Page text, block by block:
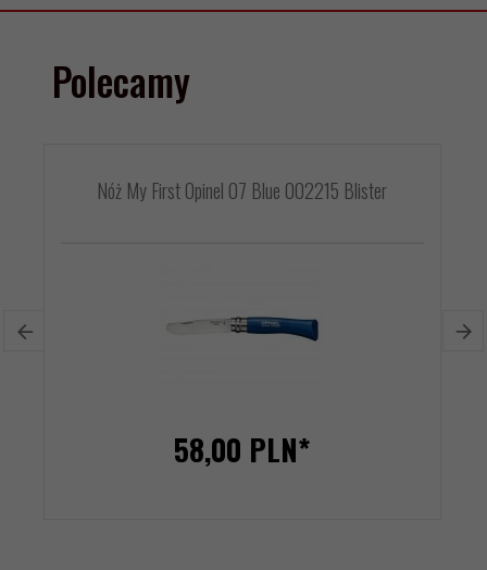
Polecamy
Nóż My First Opinel 07 Blue 002215 Blister
58,00 PLN*